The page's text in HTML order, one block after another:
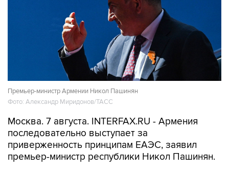
Премьер-министр Армении Никол Пашинян
Фото: Александр Миридонов/ТАСС
Москва. 7 августа. INTERFAX.RU - Армения
последовательно выступает за
приверженность принципам ЕАЭС, заявил
премьер-министр республики Никол Пашинян.